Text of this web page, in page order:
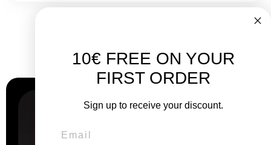
WarumWählen Sie uns?
10€ FREE ON YOUR
FIRST ORDER
Sign up to receive your discount.